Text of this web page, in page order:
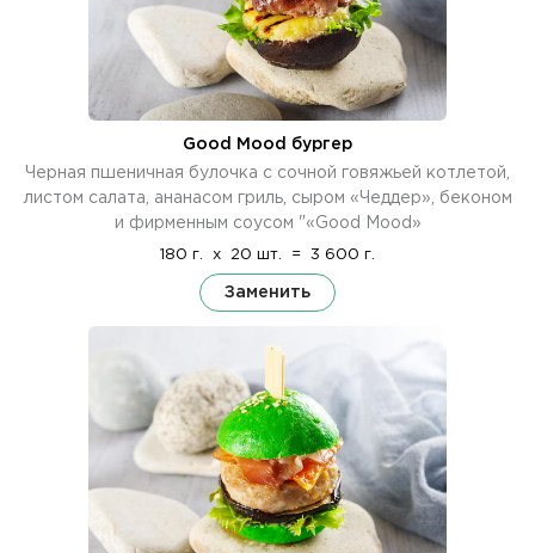
Good Mood бургер
Черная пшеничная булочка с сочной говяжьей котлетой,
листом салата, ананасом гриль, сыром «Чеддер», беконом
и фирменным соусом "«Good Mood»
180 г. x 20 шт. = 3 600 г.
Заменить